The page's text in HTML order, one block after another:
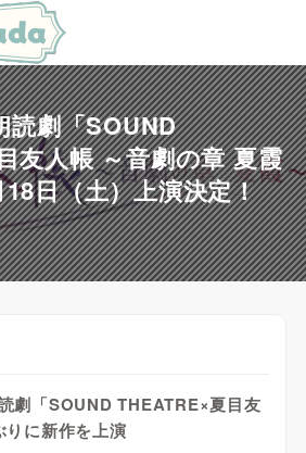
読劇「SOUND
友人帳 ～音劇の章 夏霞
日（土）上演決定！
劇「SOUND THEATRE×夏目友
りに新作を上演